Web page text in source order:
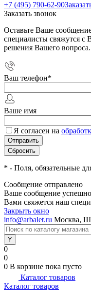
+7 (495) 790-62-90
Заказать звонок
Оставьте Ваше
специалисты свяжутся с
решения Вашего вопроса.
Ваш телефон*
Ваше имя
Я согласен на
* - Поля, обязательные
Сообщение отправлено
Ваше сообщение
Вами свяжется наш
Закрыть окно
info@arbalet.ru Москва,
0
0
0 В корзине пока пусто
Каталог товаров
Каталог товаров